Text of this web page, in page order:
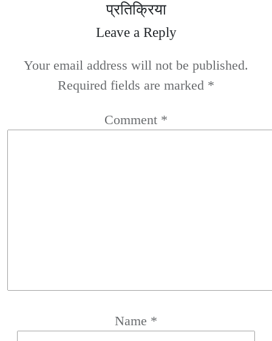
प्रतिक्रिया
Leave a Reply
Your email address will not be published.
Required fields are marked *
Comment *
Name *